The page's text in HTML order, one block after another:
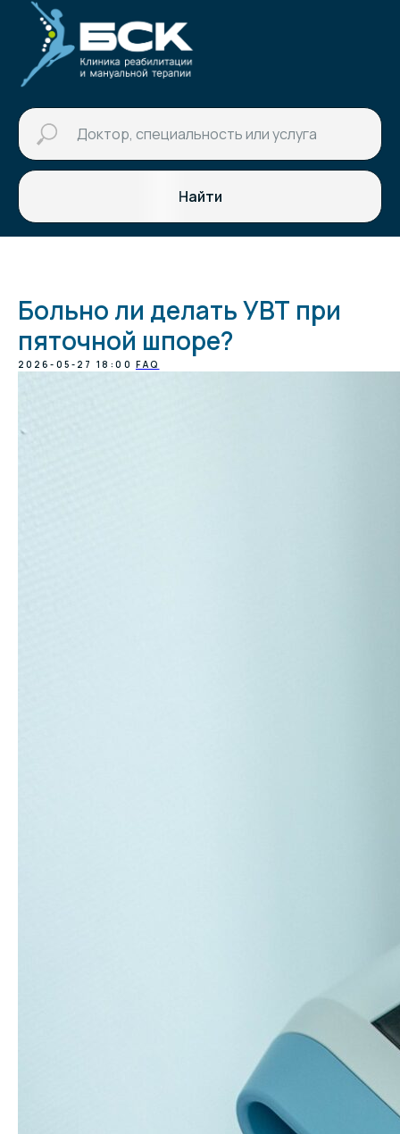
Найти
Больно ли делать УВТ при
пяточной шпоре?
2026-05-27 18:00 FAQ